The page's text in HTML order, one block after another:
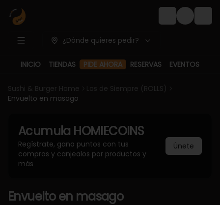
Login
¿Dónde quieres pedir?
INICIO TIENDAS PIDE AHORA RESERVAS EVENTOS
Sushi & Burger Home
Los de Siempre (ROLLS)
Envuelto en masago
Acumula HOMIECOINS
Regístrate, gana puntos con tus
compras y canjealos por productos y
más
Únete
Envuelto en masago